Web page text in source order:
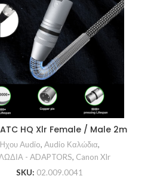
HQ Xlr Female / Male 2m
Audio, Audio Καλώδια,
- ADAPTORS, Canon Xlr
SKU: 02.009.0041